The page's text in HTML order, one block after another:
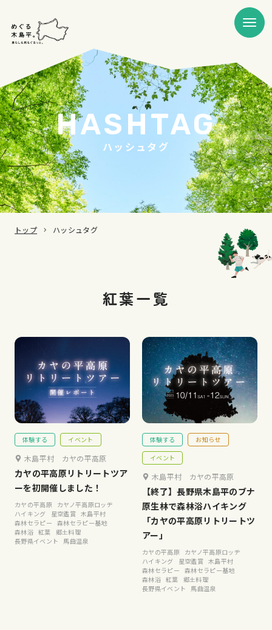
HASHTAG
ハッシュタグ
トップ ハッシュタグ
紅葉一覧
体験する イベント
木島平村 カヤの平高原
カヤの平高原リトリートツア
ーを初開催しました！
カヤの平高原 カヤノ平高原ロッヂ
ハイキング
星空鑑賞 木島平村
森林セラピー
森林セラピー基地
森林浴 紅葉 郷土料理
長野県イベント
馬曲温泉
体験する
お知らせ
イベント
木島平村 カヤの平高原
【終了】長野県木島平のブナ
原生林で森林浴ハイキング
「カヤの平高原リトリートツ
アー」
カヤの平高原 カヤノ平高原ロッヂ
ハイキング
星空鑑賞 木島平村
森林セラピー
森林セラピー基地
森林浴 紅葉 郷土料理
長野県イベント
馬曲温泉